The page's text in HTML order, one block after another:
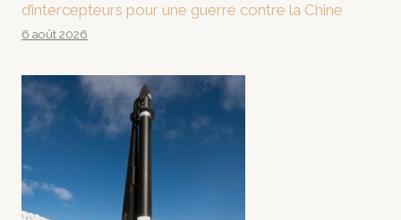
d’intercepteurs pour une guerre contre la Chine
6 août 2026